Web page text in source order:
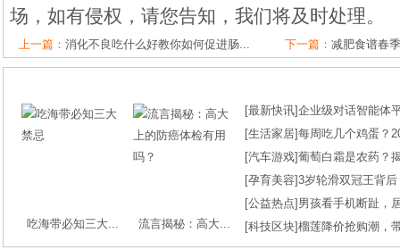
场，如有侵权，请您告知，我们将及时处理。
上一篇： 消化不良吃什么好教你如何促进肠... 下一篇： 减肥食谱春
吃海带必知三大... 流言揭秘：高大...
[最新快讯]企业级对话智能体
[生活家居]每周吃几个鸡蛋？
[汽车游戏]葡萄白霜是农药？
[孕育美容]3岁轮滑双冠王背
[公益热点] 男孩看手机断趾，
[科技区块]榴莲降价抢购潮，